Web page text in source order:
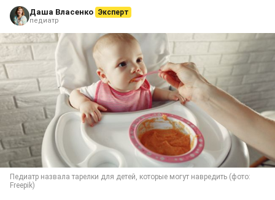
Даша Власенко Эксперт
педиатр
Педиатр назвала тарелки для детей, которые могут навредить (фото:
Freepik)